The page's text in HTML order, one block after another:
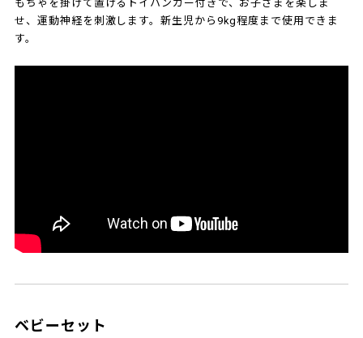
もちゃを掛けて置けるトイハンガー付きで、お子さまを楽しま
せ、運動神経を刺激します。新生児から9kg程度まで使用できま
す。
ベビーセット